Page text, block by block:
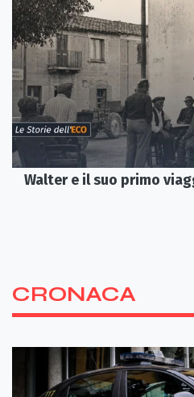
Walter e il suo primo
CRONACA